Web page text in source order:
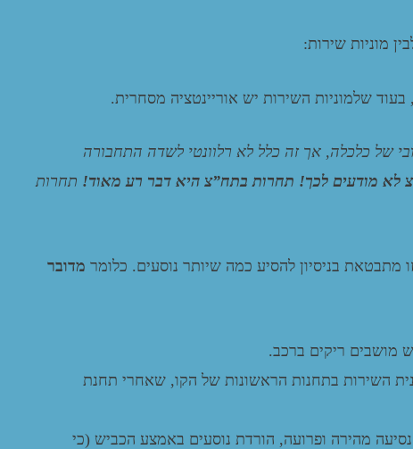
מוניות שירות:
בעוד שלמוניות השירות יש אוריינטציה מסחרית.
של כלכלה, אך זה כלל לא רלוונטי לשדה התחבורה
לא מודעים לכך! תחרות בתח”צ היא דבר רע מאוד! תחרות
בניסיון להסיע כמה שיותר נוסעים. כלומר מדובר
מושבים ריקים ברכב.
השירות בתחנות הראשונות של הקו, שאחרי תחנת
מהירה ופרועה, הורדת נוסעים באמצע הכביש (כי